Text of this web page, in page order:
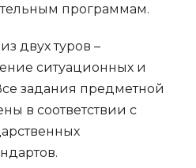
программам.
двух туров –
ситуационных и
задания предметной
в соответствии с